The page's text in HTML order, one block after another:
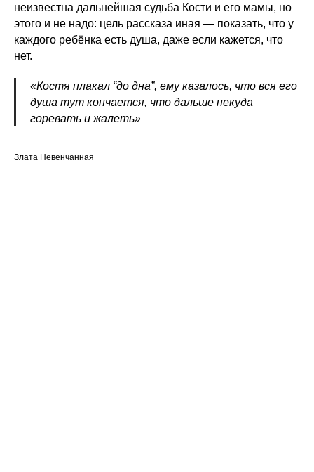
неизвестна дальнейшая судьба Кости и его мамы, но
этого и не надо: цель рассказа иная — показать, что у
каждого ребёнка есть душа, даже если кажется, что
нет.
«Костя плакал “до дна”, ему казалось, что вся его
душа тут кончается, что дальше некуда
горевать и жалеть»
Злата Невенчанная